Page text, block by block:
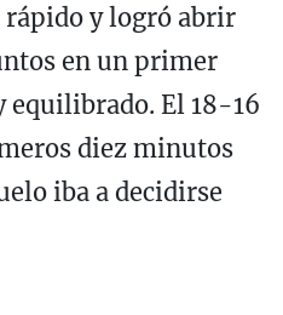
y logró abrir
en un primer
equilibrado. El 18-16
diez minutos
iba a decidirse